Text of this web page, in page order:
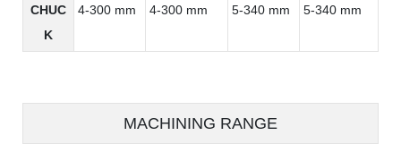
CHUC
K
4-300 mm 4-300 mm 5-340 mm 5-340 mm
MACHINING RANGE